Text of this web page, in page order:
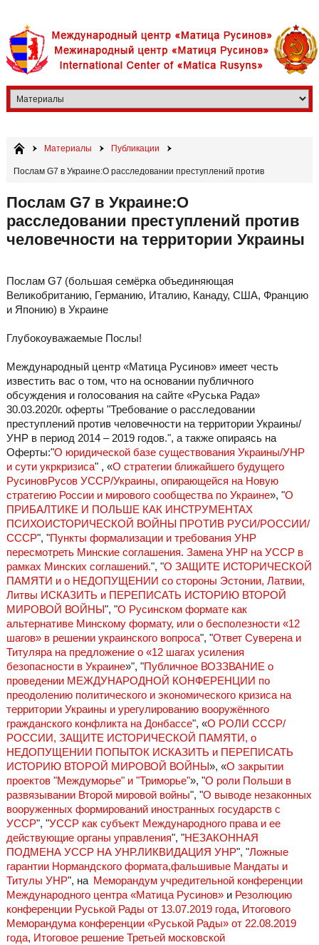
Материалы Публикации
Послам G7 в Украине:О расследовании преступлений против
Послам G7 в Украине:О
расследовании преступлений против
человечности на территории Украины
Послам G7 (большая семёрка объединяющая
Великобританию, Германию, Италию, Канаду, США, Францию
и Японию) в Украине
Глубокоуважаемые Послы!
Международный центр «Матица Русинов» имеет честь
известить вас о том, что на основании публичного
обсуждения и голосования на сайте «Руська Рада»
30.03.2020г. оферты "Требование о расследовании
преступлений против человечности на территории Украины/
УНР в период 2014 – 2019 годов.", а также опираясь на
Оферты:"О юридической базе существования Украины/УНР
и сути укркризиса" , «О стратегии ближайшего будущего
РусиновРусов УССР/Украины, опирающейся на Новую
стратегию России и мирового сообщества по Украине», "О
ПРИБАЛТИКЕ И ПОЛЬШЕ КАК ИНСТРУМЕНТАХ
ПСИХОИСТОРИЧЕСКОЙ ВОЙНЫ ПРОТИВ РУСИ/РОССИИ/
СССР", "Пункты формализации и требования УНР
пересмотреть Минские соглашения. Замена УНР на УССР в
рамках Минских соглашений.", "О ЗАЩИТЕ ИСТОРИЧЕСКОЙ
ПАМЯТИ и о НЕДОПУЩЕНИИ со стороны Эстонии, Латвии,
Литвы ИСКАЗИТЬ и ПЕРЕПИСАТЬ ИСТОРИЮ ВТОРОЙ
МИРОВОЙ ВОЙНЫ", "О Русинском формате как
альтернативе Минскому формату, или о бесполезности «12
шагов» в решении украинского вопроса", "Ответ Суверена и
Титуляра на предложение о «12 шагах усиления
безопасности в Украине»", "Публичное ВОЗЗВАНИЕ о
проведении МЕЖДУНАРОДНОЙ КОНФЕРЕНЦИИ по
преодолению политического и экономического кризиса на
территории Украины и урегулированию вооружённого
гражданского конфликта на Донбассе", «О РОЛИ СССР/
РОССИИ, ЗАЩИТЕ ИСТОРИЧЕСКОЙ ПАМЯТИ, о
НЕДОПУЩЕНИИ ПОПЫТОК ИСКАЗИТЬ и ПЕРЕПИСАТЬ
ИСТОРИЮ ВТОРОЙ МИРОВОЙ ВОЙНЫ», «О закрытии
проектов "Междуморье" и "Триморье"», "О роли Польши в
развязывании Второй мировой войны", "О выводе незаконных
вооруженных формирований иностранных государств с
УССР", "УССР как субъект Международного права и ее
действующие органы управления", "НЕЗАКОННАЯ
ПОДМЕНА УССР НА УНР.ЛИКВИДАЦИЯ УНР", "Ложные
гарантии Нормандского формата,фальшивые Мандаты и
Титулы УНР", на Меморандум учредительной конференции
Международного центра «Матица Русинов»и Резолюцию
конференции Руськой Рады от 13.07.2019 года, Итогового
Меморандума конференции «Руськой Рады» от 22.08.2019
года, Итоговое решение Третьей московской